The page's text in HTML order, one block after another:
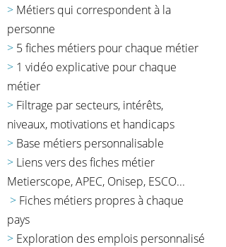
> Métiers qui correspondent à la
personne
> 5 fiches métiers pour chaque métier
> 1 vidéo explicative pour chaque
métier
> Filtrage par secteurs, intérêts,
niveaux, motivations et handicaps
> Base métiers personnalisable
> Liens vers des fiches métier
Metierscope, APEC, Onisep, ESCO...
> Fiches métiers propres à chaque
pays
> Exploration des emplois personnalisé